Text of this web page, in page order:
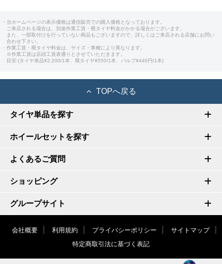
・当ホームページの表示価格は通信販売での購入価格となっております。
ご来店される場合は、別途作業工賃・廃タイヤ料金がかかる場合がございます。
また、一部取付けを行っていない商品もございますので、詳しくはご来店される店舗にお問い
合わせ下さい。
・作業工賃・廃タイヤ料金は、サイズ・車種により異なります。
※作業工賃は店頭工賃表通りとさせていただきます。
目安:(タイヤ単品¥2,200/1本、廃タイヤ¥550/1本、バルブ¥440円/1本)
TOPへ戻る
タイヤ単品を探す
ホイールセットを探す
よくあるご質問
ショッピング
グループサイト
会社概要 利用規約 プライバシーポリシー
サイトマップ
特定商取引法に基づく表記